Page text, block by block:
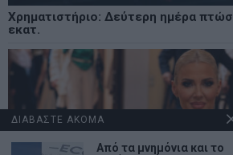
Χρηματιστήριο: Δεύτερη ημέρα
εκατ.
ΔΙΑΒΑΣΤΕ ΑΚΟΜΑ
Από τα μνημόνια και το